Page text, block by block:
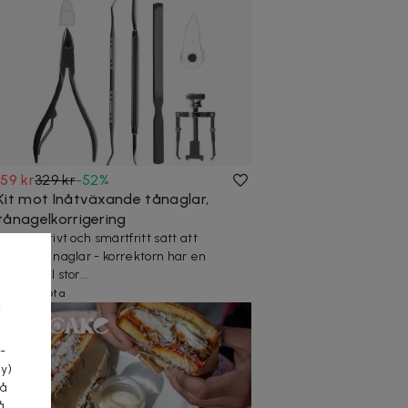
kr329 kr-52%
mot Inåtväxande tånaglar,
effektivt och smärtfritt sätt att
korrigera naglar - korrektorn har en
universell stor...
20+ köpta